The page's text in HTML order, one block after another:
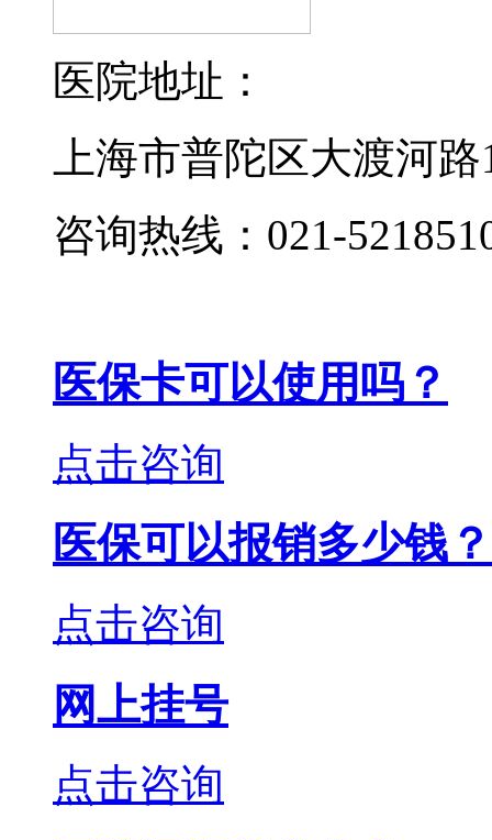
医院地址：
上海市普陀区大渡河
咨询热线：021-
医保卡可以使用吗？
点击咨询
医保可以报销多少钱？
点击咨询
网上挂号
点击咨询